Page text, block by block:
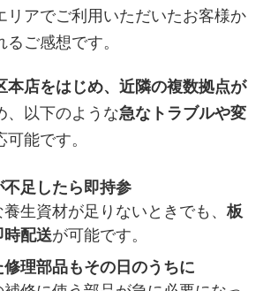
リアでご利用いただいたお客様か
ご感想です。
本店をはじめ、近隣の複数拠点が
、以下のような急なトラブルや変
能です。
足したら即持参
生資材が足りないときでも、板
配送が可能です。
理部品もその日のうちに